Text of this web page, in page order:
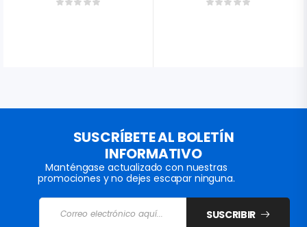
SUSCRÍBETE AL BOLETÍN
INFORMATIVO
Manténgase actualizado con nuestras
promociones y no dejes escapar ninguna.
SUSCRIBIR